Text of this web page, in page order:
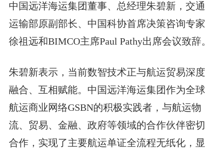
中国远洋海运集团董事、总经理朱碧新，交通
运输部原副部长、中国科协首席决策咨询专家
徐祖远和BIMCO主席Paul Pathy出席会议致辞。
朱碧新表示，当前数智技术正与航运贸易深度
融合、互相赋能。中国远洋海运集团作为全球
航运商业网络GSBN的积极实践者，与航运物
流、贸易、金融、政府等领域的合作伙伴密切
合作，实现了主要航运单证全流程无纸化，显